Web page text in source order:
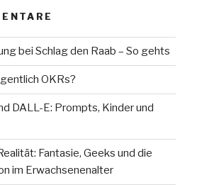
bei Schlag den Raab – So gehts
OKRs?
DALL-E: Prompts, Kinder und
Fantasie, Geeks und die
im Erwachsenenalter